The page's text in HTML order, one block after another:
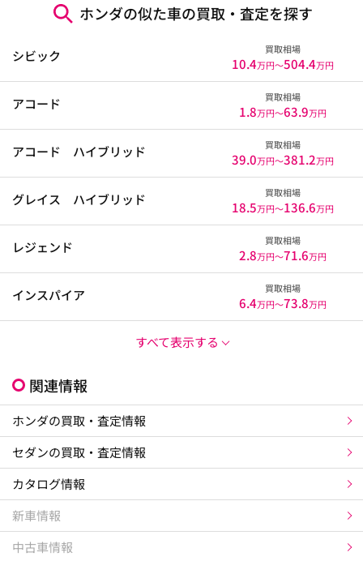
ホンダの似た車の買取・査定を探す
シビック 買取相場
10.4万円〜504.4万円
アコード 買取相場
1.8万円〜63.9万円
アコード ハイブリッド 買取相場
39.0万円〜381.2万円
グレイス ハイブリッド 買取相場
18.5万円〜136.6万円
レジェンド 買取相場
2.8万円〜71.6万円
インスパイア 買取相場
6.4万円〜73.8万円
すべて表示する
関連情報
ホンダの買取・査定情報
セダンの買取・査定情報
カタログ情報
新車情報
中古車情報